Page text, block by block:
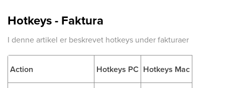
Hotkeys - Faktura
I denne artikel er beskrevet hotkeys under fakturaer
Action Hotkeys PC Hotkeys Mac